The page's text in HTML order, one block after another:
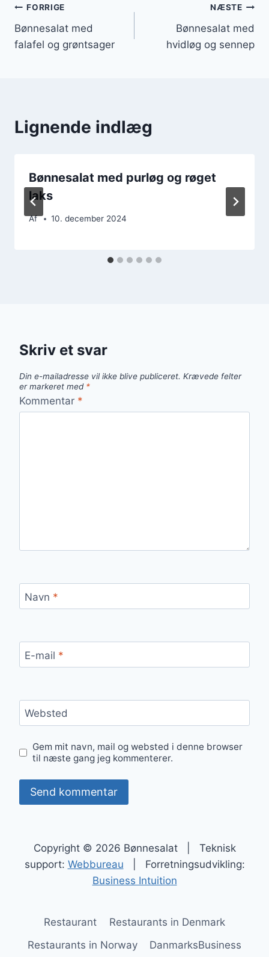
Indlægsnavigation
FORRIGE
Bønnesalat med
falafel og grøntsager
NÆSTE
Bønnesalat med
hvidløg og sennep
Lignende indlæg
Bønnesalat med purløg og røget
laks
Af 10. december 2024
Skriv et svar
Din e-mailadresse vil ikke blive publiceret. Krævede felter
er markeret med *
Kommentar *
Navn *
E-mail *
Websted
Gem mit navn, mail og websted i denne browser
til næste gang jeg kommenterer.
Copyright © 2026 Bønnesalat | Teknisk
support: Webbureau | Forretningsudvikling:
Business Intuition
Restaurant
Restaurants in Denmark
Restaurants in Norway
DanmarksBusiness